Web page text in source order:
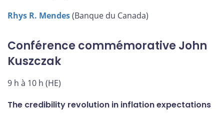
Rhys R. Mendes(Banque du Canada)
Conférence commémorative John
Kuszczak
9 h à 10 h (HE)
The credibility revolution in inflation expectations